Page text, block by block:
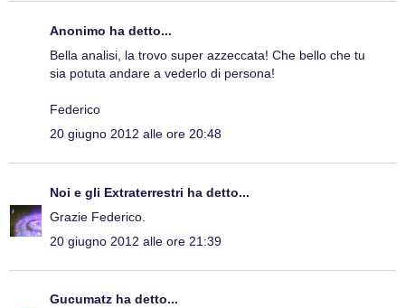
Anonimo ha detto...
Bella analisi, la trovo super azzeccata! Che bello che tu
sia potuta andare a vederlo di persona!
Federico
20 giugno 2012 alle ore 20:48
Noi e gli Extraterrestri ha detto...
Grazie Federico.
20 giugno 2012 alle ore 21:39
Gucumatz ha detto...